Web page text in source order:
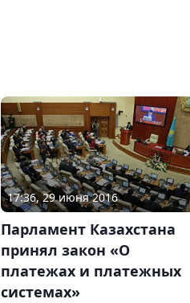
17:36, 29 июня 2016
Парламент Казахстана
принял закон «О
платежах и платежных
системах»